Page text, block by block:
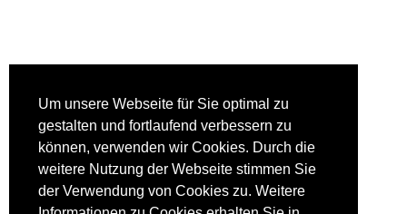
Um unsere Webseite für Sie optimal zu
gestalten und fortlaufend verbessern zu
können, verwenden wir Cookies. Durch die
weitere Nutzung der Webseite stimmen Sie
der Verwendung von Cookies zu. Weitere